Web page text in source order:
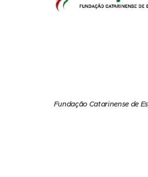
Fundação Catarinense de